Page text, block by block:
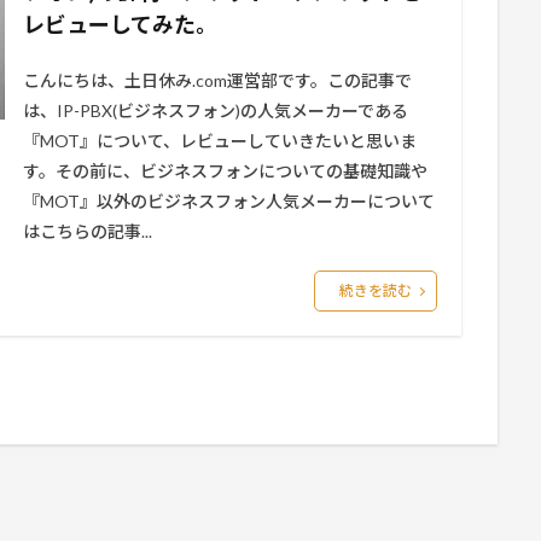
レビューしてみた。
こんにちは、土日休み.com運営部です。この記事で
は、IP-PBX(ビジネスフォン)の人気メーカーである
『MOT』について、レビューしていきたいと思いま
す。その前に、ビジネスフォンについての基礎知識や
『MOT』以外のビジネスフォン人気メーカーについて
はこちらの記事...
続きを読む